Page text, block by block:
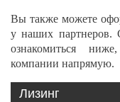
Вы также можете
у наших партнеров.
ознакомиться
компании напрямую.
Лизинг